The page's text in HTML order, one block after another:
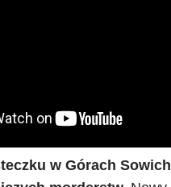
w Górach Sowich